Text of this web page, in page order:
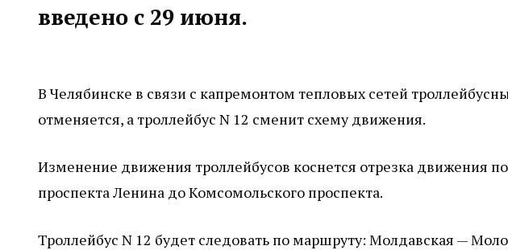
введено с 29 июня.
В Челябинске в связи с капремонтом тепловых сетей
отменяется, а троллейбус N 12 сменит схему движения.
Изменение движения троллейбусов коснется отрезка движения
проспекта Ленина до Комсомольского проспекта.
Троллейбус N 12 будет следовать по маршруту: Молдавская —